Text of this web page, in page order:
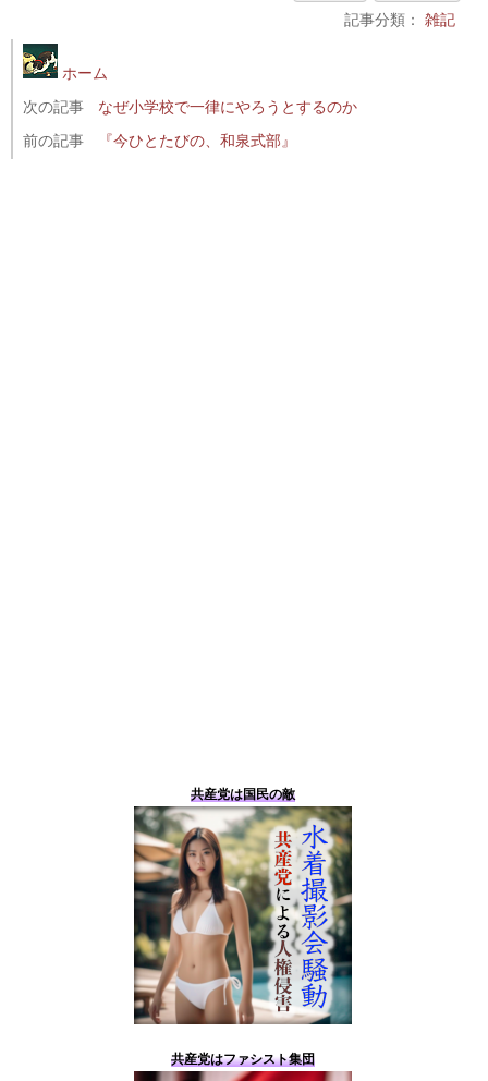
記事分類： 雑記
ホーム
次の記事
なぜ小学校で一律にやろうとするのか
前の記事
『今ひとたびの、和泉式部』
共産党は国民の敵
共産党はファシスト集団